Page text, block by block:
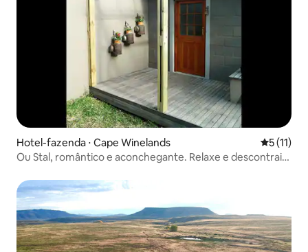
Hotel-fazenda ⋅ Cape Winelands 5 de uma
5 (11)
Ou Stal, romântico e aconchegante. Relaxe e descontraia-